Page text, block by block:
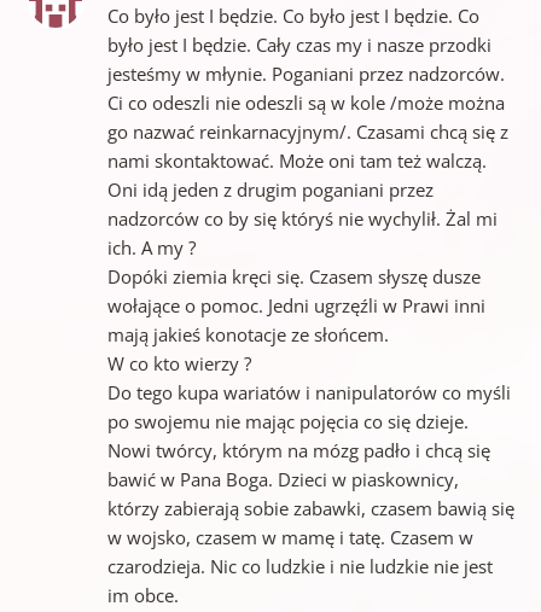
Co było jest I będzie. Co było jest I będzie. Co
było jest I będzie. Cały czas my i nasze przodki
jesteśmy w młynie. Poganiani przez nadzorców.
Ci co odeszli nie odeszli są w kole /może można
go nazwać reinkarnacyjnym/. Czasami chcą się z
nami skontaktować. Może oni tam też walczą.
Oni idą jeden z drugim poganiani przez
nadzorców co by się któryś nie wychylił. Żal mi
ich. A my ?
Dopóki ziemia kręci się. Czasem słyszę dusze
wołające o pomoc. Jedni ugrzęźli w Prawi inni
mają jakieś konotacje ze słońcem.
W co kto wierzy ?
Do tego kupa wariatów i nanipulatorów co myśli
po swojemu nie mając pojęcia co się dzieje.
Nowi twórcy, którym na mózg padło i chcą się
bawić w Pana Boga. Dzieci w piaskownicy,
którzy zabierają sobie zabawki, czasem bawią się
w wojsko, czasem w mamę i tatę. Czasem w
czarodzieja. Nic co ludzkie i nie ludzkie nie jest
im obce.